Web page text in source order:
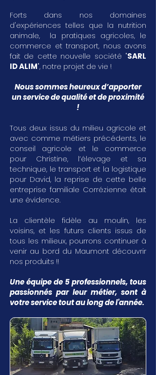
Forts dans nos domaines
d'expériences telles que la nutrition
animale, la pratiques agricoles, le
commerce et transport, nous avons
fait de cette nouvelle société "SARL
ID ALIM", notre projet de vie !
Nous sommes heureux d’apporter
un service de qualité et de proximité
!
Tous deux issus du milieu agricole et
avec comme métiers précédents, le
conseil agricole et le commerce
pour Christine, l’élevage et sa
technique, le transport et la logistique
pour David, la reprise de cette belle
entreprise familiale Corrézienne était
une évidence.
La clientèle fidèle au moulin, les
voisins, et les futurs clients issus de
tous les milieux, pourrons continuer à
venir au bord du Maumont découvrir
nos produits !!
Une équipe de 5 professionnels, tous
passionnés par leur métier, sont à
votre service tout au long de l'année.